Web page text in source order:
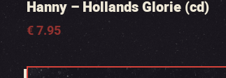
Hanny – Hollands Glorie (cd)
€7.95